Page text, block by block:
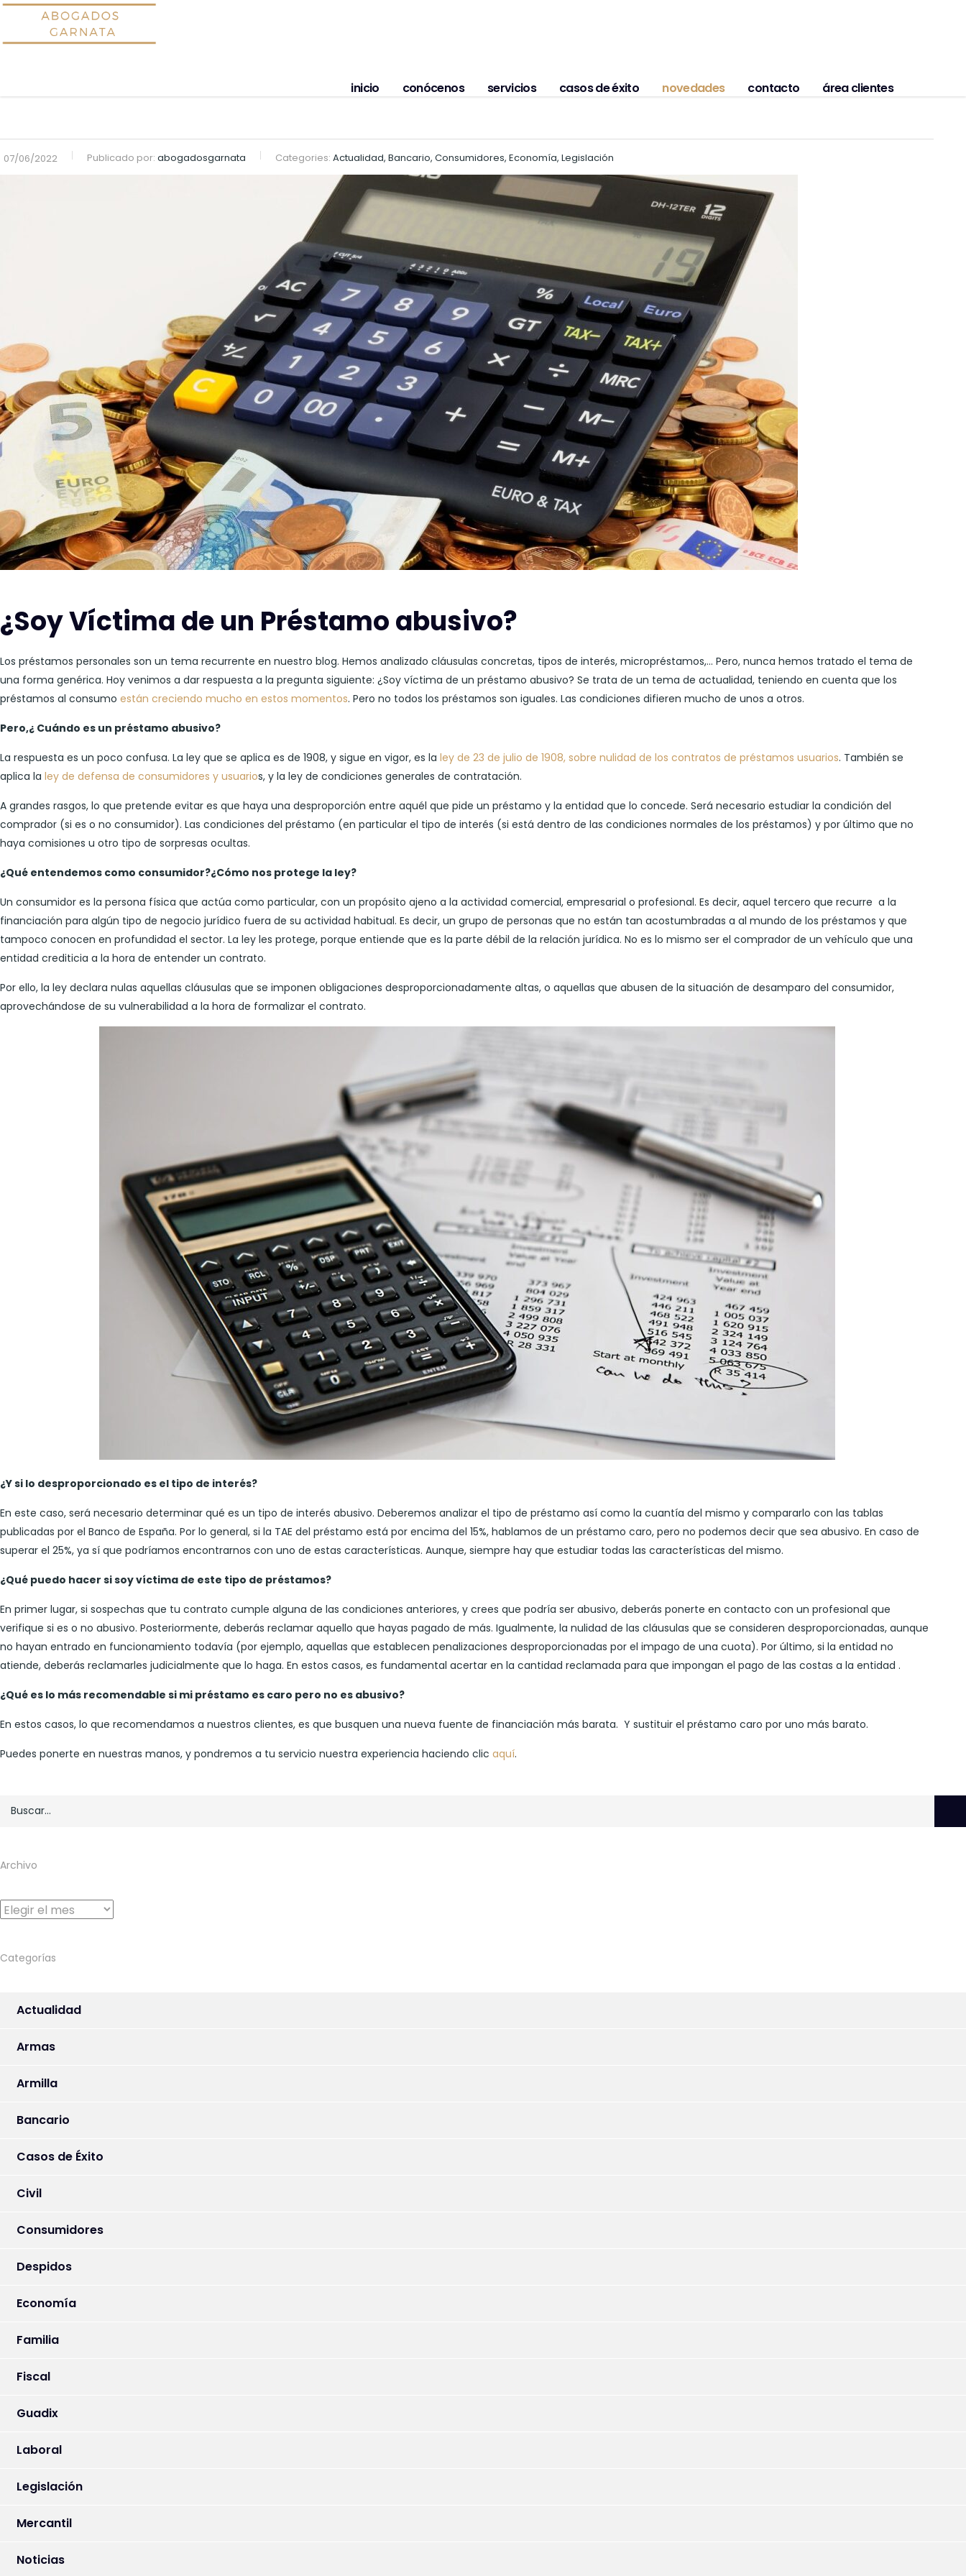
inicio conócenos servicios casos de éxito novedades contacto área clientes
07/06/2022 Publicado por: abogadosgarnata Categories: Actualidad, Bancario, Consumidores, Economía, Legislación
¿Soy Víctima de un Préstamo abusivo?
Los préstamos personales son un tema recurrente en nuestro blog. Hemos analizado cláusulas concretas, tipos de interés, micropréstamos,… Pero, nunca hemos tratado el tema de
una forma genérica. Hoy venimos a dar respuesta a la pregunta siguiente: ¿Soy víctima de un préstamo abusivo? Se trata de un tema de actualidad, teniendo en cuenta que los
préstamos al consumo están creciendo mucho en estos momentos. Pero no todos los préstamos son iguales. Las condiciones difieren mucho de unos a otros.
Pero,¿ Cuándo es un préstamo abusivo?
La respuesta es un poco confusa. La ley que se aplica es de 1908, y sigue en vigor, es la ley de 23 de julio de 1908, sobre nulidad de los contratos de préstamos usuarios. También se
aplica la ley de defensa de consumidores y usuarios, y la ley de condiciones generales de contratación.
A grandes rasgos, lo que pretende evitar es que haya una desproporción entre aquél que pide un préstamo y la entidad que lo concede. Será necesario estudiar la condición del
comprador (si es o no consumidor). Las condiciones del préstamo (en particular el tipo de interés (si está dentro de las condiciones normales de los préstamos) y por último que no
haya comisiones u otro tipo de sorpresas ocultas.
¿Qué entendemos como consumidor?¿Cómo nos protege la ley?
Un consumidor es la persona física que actúa como particular, con un propósito ajeno a la actividad comercial, empresarial o profesional. Es decir, aquel tercero que recurre a la
financiación para algún tipo de negocio jurídico fuera de su actividad habitual. Es decir, un grupo de personas que no están tan acostumbradas a al mundo de los préstamos y que
tampoco conocen en profundidad el sector. La ley les protege, porque entiende que es la parte débil de la relación jurídica. No es lo mismo ser el comprador de un vehículo que una
entidad crediticia a la hora de entender un contrato.
Por ello, la ley declara nulas aquellas cláusulas que se imponen obligaciones desproporcionadamente altas, o aquellas que abusen de la situación de desamparo del consumidor,
aprovechándose de su vulnerabilidad a la hora de formalizar el contrato.
¿Y si lo desproporcionado es el tipo de interés?
En este caso, será necesario determinar qué es un tipo de interés abusivo. Deberemos analizar el tipo de préstamo así como la cuantía del mismo y compararlo con las tablas
publicadas por el Banco de España. Por lo general, si la TAE del préstamo está por encima del 15%, hablamos de un préstamo caro, pero no podemos decir que sea abusivo. En caso de
superar el 25%, ya sí que podríamos encontrarnos con uno de estas características. Aunque, siempre hay que estudiar todas las características del mismo.
¿Qué puedo hacer si soy víctima de este tipo de préstamos?
En primer lugar, si sospechas que tu contrato cumple alguna de las condiciones anteriores, y crees que podría ser abusivo, deberás ponerte en contacto con un profesional que
verifique si es o no abusivo. Posteriormente, deberás reclamar aquello que hayas pagado de más. Igualmente, la nulidad de las cláusulas que se consideren desproporcionadas, aunque
no hayan entrado en funcionamiento todavía (por ejemplo, aquellas que establecen penalizaciones desproporcionadas por el impago de una cuota). Por último, si la entidad no
atiende, deberás reclamarles judicialmente que lo haga. En estos casos, es fundamental acertar en la cantidad reclamada para que impongan el pago de las costas a la entidad .
¿Qué es lo más recomendable si mi préstamo es caro pero no es abusivo?
En estos casos, lo que recomendamos a nuestros clientes, es que busquen una nueva fuente de financiación más barata. Y sustituir el préstamo caro por uno más barato.
Puedes ponerte en nuestras manos, y pondremos a tu servicio nuestra experiencia haciendo clic aquí.
Archivo
Archivo
Categorías
Actualidad
Armas
Armilla
Bancario
Casos de Éxito
Civil
Consumidores
Despidos
Economía
Familia
Fiscal
Guadix
Laboral
Legislación
Mercantil
Noticias